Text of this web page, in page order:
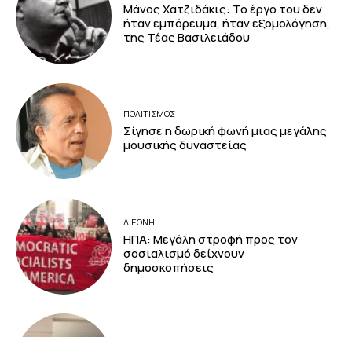
Μάνος Χατζιδάκις: Το έργο του δεν
ήταν εμπόρευμα, ήταν εξομολόγηση,
της Τέας Βασιλειάδου
ΠΟΛΙΤΙΣΜΟΣ
Σίγησε η δωρική φωνή μιας μεγάλης
μουσικής δυναστείας
ΔΙΕΘΝΗ
ΗΠΑ: Μεγάλη στροφή προς τον
σοσιαλισμό δείχνουν
δημοσκοπήσεις